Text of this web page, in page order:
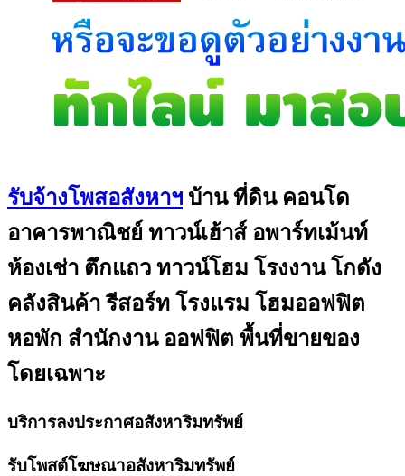
รับจ้างโพสอสังหาฯ บ้าน ที่ดิน คอนโด
อาคารพาณิชย์ ทาวน์เฮ้าส์ อพาร์ทเม้นท์
ห้องเช่า ตึกแถว ทาวน์โฮม โรงงาน โกดัง
คลังสินค้า รีสอร์ท โรงแรม โฮมออฟฟิต
หอพัก สำนักงาน ออฟฟิต พื้นที่ขายของ
โดยเฉพาะ
บริการลงประกาศอสังหาริมทรัพย์
รับโพสต์โฆษณาอสังหาริมทรัพย์